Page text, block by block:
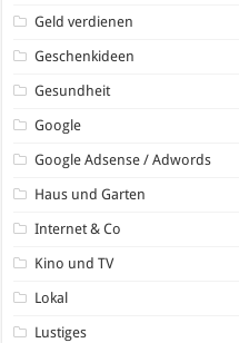
Geld verdienen
Geschenkideen
Gesundheit
Google
Google Adsense / Adwords
Haus und Garten
Internet & Co
Kino und TV
Lokal
Lustiges